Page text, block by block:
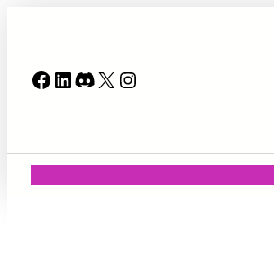
Facebook
LinkedIn
Discord
X Instagram